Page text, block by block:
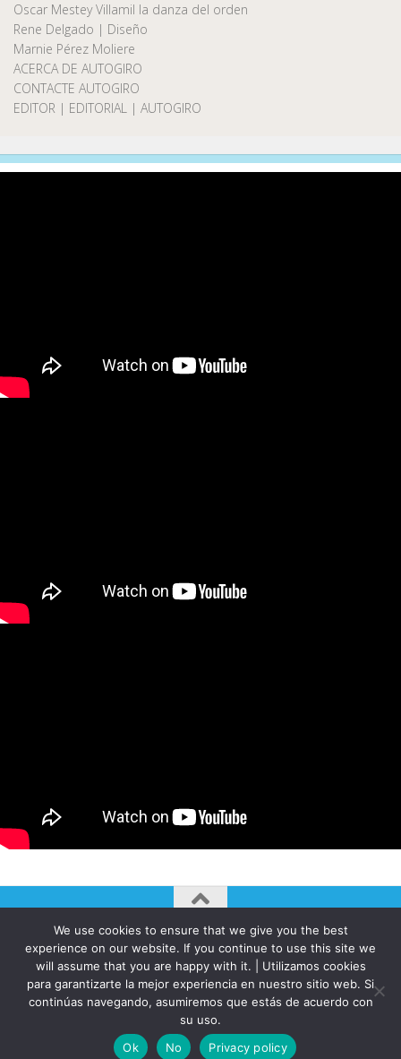
Oscar Mestey Villamil la danza del orden
Rene Delgado | Diseño
Marnie Pérez Moliere
ACERCA DE AUTOGIRO
CONTACTE AUTOGIRO
EDITOR | EDITORIAL | AUTOGIRO
AUTOGIRO/el giro del arte actual © JAVIER MARTINEZ 2026. All
Rights Reserved.
Funciona con - Diseñado con elTema Hueman
We use cookies to ensure that we give you the best
experience on our website. If you continue to use this site we
will assume that you are happy with it. | Utilizamos cookies
para garantizarte la mejor experiencia en nuestro sitio web. Si
continúas navegando, asumiremos que estás de acuerdo con
su uso.
Ok
No Privacy policy